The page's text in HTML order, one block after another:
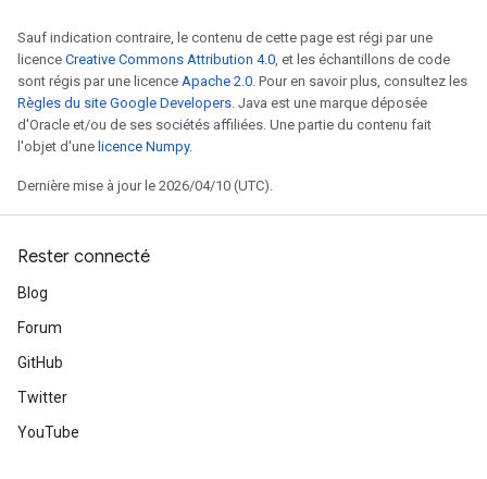
Sauf indication contraire, le contenu de cette page est régi par une
licence Creative Commons Attribution 4.0, et les échantillons de code
sont régis par une licence Apache 2.0. Pour en savoir plus, consultez les
Règles du site Google Developers. Java est une marque déposée
d'Oracle et/ou de ses sociétés affiliées. Une partie du contenu fait
l'objet d'une licence Numpy.
Dernière mise à jour le 2026/04/10 (UTC).
Rester connecté
Blog
Forum
GitHub
Twitter
YouTube